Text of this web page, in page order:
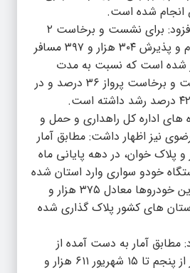
انجام شده است.
محمدحسین آجیلیان افزود: برای نشست و برخاست ۲
هزار و ۲۳۰ پرواز و اعزام و پذیرش ۳۰۴ هزار و ۳۹۷ مسافر
شده است که نسبت به مدت
مشابه پارسال در نشست و برخاست پرواز ۳۶ درصد و در
های اداره کل راهداری و حمل و
نیز اظهار داشت: مطابق آمار
پلاک خوان، در دهه پایانی ماه
هزار و ۲۸۱ دستگاه خودو سواری وارد استان شده
اند که ۳۸.۵ درصد از این خودروها معادل ۳۷۵ هزار و
استان های کشور پلاک گذاری شده
آمار به دست آمده از
دستگاه های ترددشمار از پنجم تا ۱۵ شهریور ۶۱۱ هزار و